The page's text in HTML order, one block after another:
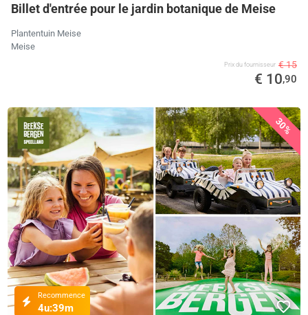
Billet d'entrée pour le jardin botanique de Meise
Plantentuin Meise
Meise
Prix ​​du fournisseur € 15
€ 10,90
30%
Recommence
4u:39m